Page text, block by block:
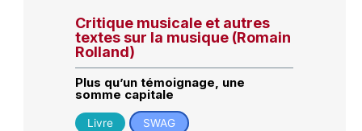
Critique musicale et autres
textes sur la musique (Romain
Rolland)
Plus qu’un témoignage, une
somme capitale
Livre SWAG